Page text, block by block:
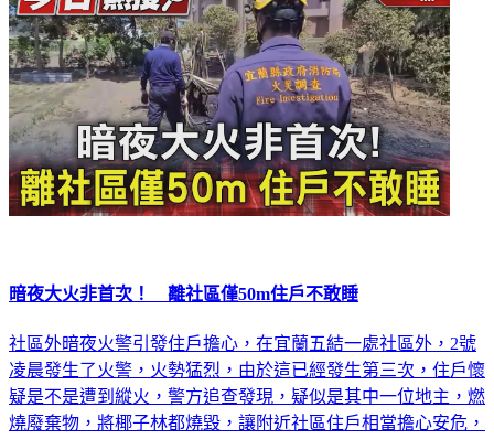
暗夜大火非首次！ 離社區僅50m住戶不敢睡
社區外暗夜火警引發住戶擔心，在宜蘭五結一處社區外，2號
凌晨發生了火警，火勢猛烈，由於這已經發生第三次，住戶懷
疑是不是遭到縱火，警方追查發現，疑似是其中一位地主，燃
燒廢棄物，將椰子林都燒毀，讓附近社區住戶相當擔心安危，